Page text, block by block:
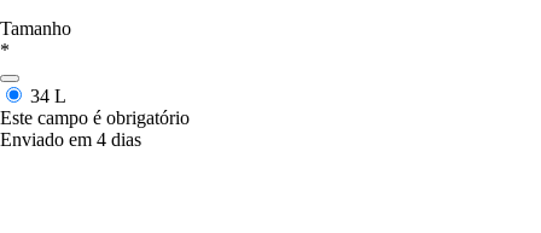
Tamanho
*
34 L
Este campo é obrigatório
Enviado em 4 dias